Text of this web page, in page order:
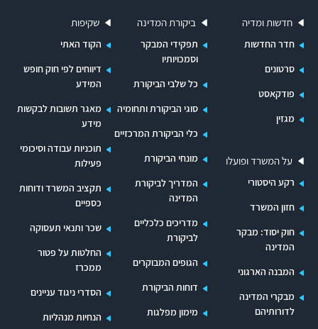
חדשות ומדיה
חדר החדשות
סרטונים
פודקאסט
מגזין
על המשרד ופועלו
רקע היסטורי
חזון המשרד
חוק יסוד: מבקר
המדינה
המבנה הארגוני
מבקרי המדינה
לדורותיהם
ביקורת המדינה
תפקידי המבקר
וסמכויותיו
כל שלבי הביקורת
סוגי הביקורת ותחומיה
כלי הביקורת המרכזיים
מונחי הביקורת
המדריך לביקורת
המדינה
מדריכים כלכליים
לביקורת
הגופים המבוקרים
דוחות הביקורת
מימון מפלגות
שקיפות
הקוד האתי
דיווחים לפי חוק חופש
המידע
מאגר תשובות לבקשות
מידע
תוכניות עבודה וסיכומי
פעילות
תקציב המשרד ודוחות
כספיים
שכר ותנאי תעסוקה
החלטות על פטור
ממכרז
הסדרי ניגוד עניינים
הנחיות מנהליות